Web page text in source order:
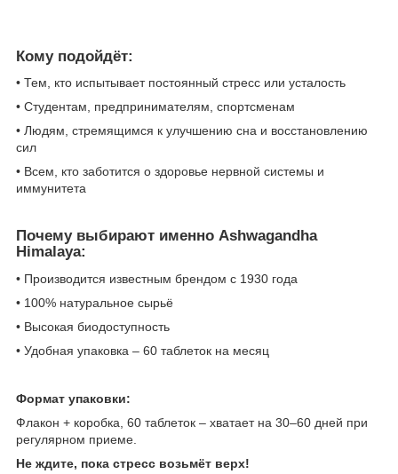
Кому подойдёт:
• Тем, кто испытывает постоянный стресс или усталость
• Студентам, предпринимателям, спортсменам
• Людям, стремящимся к улучшению сна и восстановлению
сил
• Всем, кто заботится о здоровье нервной системы и
иммунитета
Почему выбирают именно Ashwagandha
Himalaya:
• Производится известным брендом с 1930 года
• 100% натуральное сырьё
• Высокая биодоступность
• Удобная упаковка – 60 таблеток на месяц
Формат упаковки:
Флакон + коробка, 60 таблеток – хватает на 30–60 дней при
регулярном приеме.
Не ждите, пока стресс возьмёт верх!